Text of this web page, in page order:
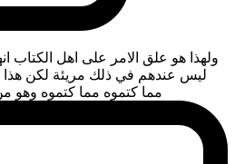
ولهذا هو علق الامر على اهل الكتاب
ليس عندهم في ذلك مريئة لكن هذا
مما كتموه مما كتموه وهو